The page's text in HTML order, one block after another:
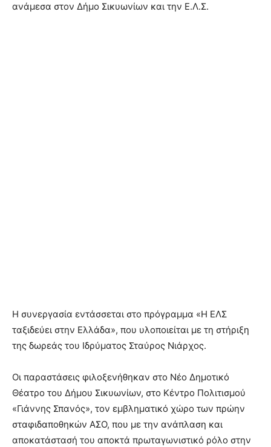
ανάμεσα στον Δήμο Σικυωνίων και την Ε.Λ.Σ.
Η συνεργασία εντάσσεται στο πρόγραμμα «Η ΕΛΣ
ταξιδεύει στην Ελλάδα», που υλοποιείται με τη στήριξη
της δωρεάς του Ιδρύματος Σταύρος Νιάρχος.
Οι παραστάσεις φιλοξενήθηκαν στο Νέο Δημοτικό
Θέατρο του Δήμου Σικυωνίων, στο Κέντρο Πολιτισμού
«Γιάννης Σπανός», τον εμβληματικό χώρο των πρώην
σταφιδαποθηκών ΑΣΟ, που με την ανάπλαση και
αποκατάστασή του αποκτά πρωταγωνιστικό ρόλο στην